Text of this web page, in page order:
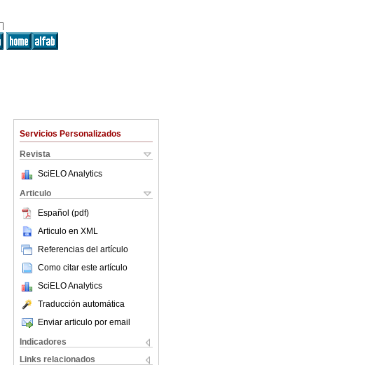
Servicios Personalizados
Revista
SciELO Analytics
Articulo
Español (pdf)
Articulo en XML
Referencias del artículo
Como citar este artículo
SciELO Analytics
Traducción automática
Enviar articulo por email
Indicadores
Links relacionados